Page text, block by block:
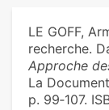
LE GOFF,
recherche.
Approche
La
p. 99‑107.